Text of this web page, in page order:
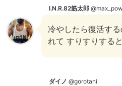
I.N.R.82筋太郎
冷やしたら復活す
れて すりすりする
ダイノ @gorotani